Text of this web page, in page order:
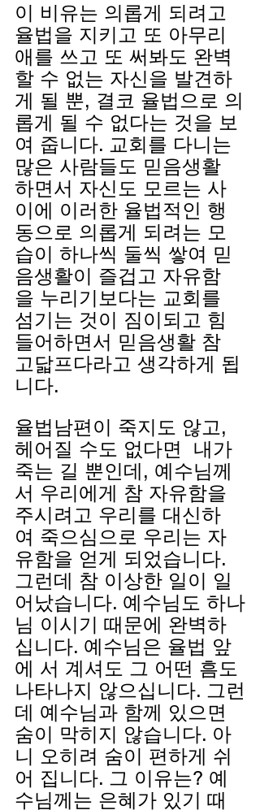
이 비유는 의롭게 되려고
율법을 지키고 또 아무리
애를 쓰고 또 써봐도 완벽
할 수 없는 자신을 발견하
게 될 뿐, 결코 율법으로 의
롭게 될 수 없다는 것을 보
여 줍니다. 교회를 다니는
많은 사람들도 믿음생활
하면서 자신도 모르는 사
이에 이러한 율법적인 행
동으로 의롭게 되려는 모
습이 하나씩 둘씩 쌓여 믿
음생활이 즐겁고 자유함
을 누리기보다는 교회를
섬기는 것이 짐이되고 힘
들어하면서 믿음생활 참
고닯프다라고 생각하게 됩
니다.
율법남편이 죽지도 않고,
헤어질 수도 없다면  내가
죽는 길 뿐인데, 예수님께
서 우리에게 참 자유함을
주시려고 우리를 대신하
여 죽으심으로 우리는 자
유함을 얻게 되었습니다.
그런데 참 이상한 일이 일
어났습니다. 예수님도 하나
님 이시기 때문에 완벽하
십니다. 예수님은 율법 앞
에 서 계셔도 그 어떤 흠도
나타나지 않으십니다. 그런
데 예수님과 함께 있으면
숨이 막히지 않습니다. 아
니 오히려 숨이 편하게 쉬
어 집니다. 그 이유는? 예
수님께는 은혜가 있기 때